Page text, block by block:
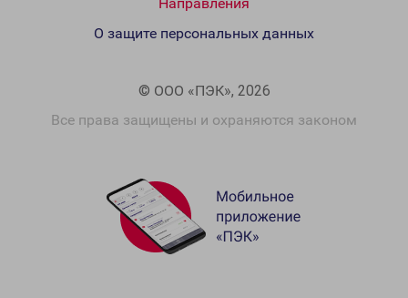
Направления
© ООО «ПЭК», 2026
Все права защищены и охраняются законом
О защите персональных данных